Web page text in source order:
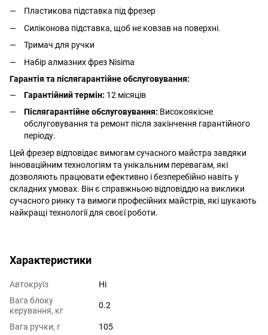
Пластикова підставка під фрезер
Силіконова підставка, щоб не ковзав на поверхні.
Тримач для ручки
Набір алмазних фрез Nisima
Гарантія та післягарантійне обслуговування:
Гарантійний термін: 12 місяців
Післягарантійне обслуговування: Високоякісне
обслуговування та ремонт після закінчення гарантійного
періоду.
Цей фрезер відповідає вимогам сучасного майстра завдяки
інноваційним технологіям та унікальним перевагам, які
дозволяють працювати ефективно і безперебійно навіть у
складних умовах. Він є справжньою відповіддю на виклики
сучасного ринку та вимоги професійних майстрів, які шукають
найкращі технології для своєї роботи.
Характеристики
Автокруїз
Ні
Вага блоку
керування, кг
0.2
Вага ручки, г 105